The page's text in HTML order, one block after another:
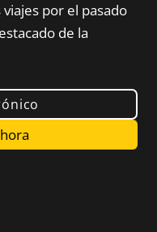
por el pasado
de la